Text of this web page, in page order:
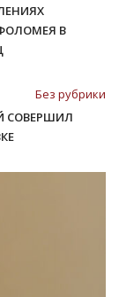
В
Без рубрики
СОВЕРШИЛ